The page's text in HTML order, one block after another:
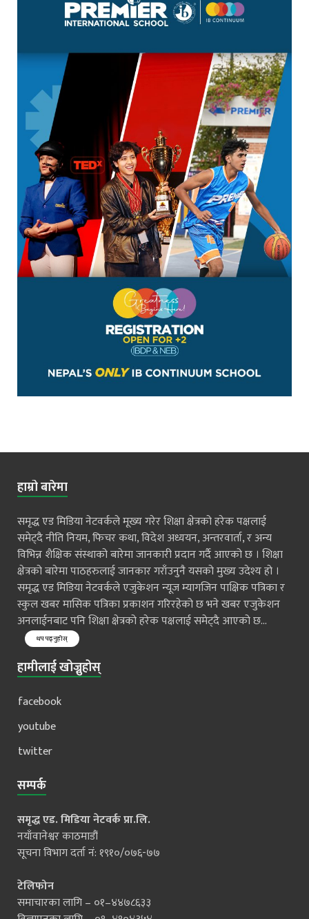
हाम्रो बारेमा
समृद्ध एड मिडिया नेटवर्कले मूख्य गरेर शिक्षा क्षेत्रको हरेक पक्षलाई
समेट्दै नीति नियम, फिचर कथा, विदेश अध्ययन, अन्तरवार्ता, र अन्य
विभिन्न शैक्षिक संस्थाको बारेमा जानकारी प्रदान गर्दै आएको छ । शिक्षा
क्षेत्रको बारेमा पाठहरुलाई जानकार गराँउनुनै यसको मुख्य उदेश्य हो ।
समृद्ध एड मिडिया नेटवर्कले एजुकेशन न्यूज म्यागजिन पाक्षिक पत्रिका र
स्कुल खबर मासिक पत्रिका प्रकाशन गरिरहेको छ भने खबर एजुकेशन
अनलाईनबाट पनि शिक्षा क्षेत्रको हरेक पक्षलाई समेट्दै आएको छ...
थप पढ्नुहोस्
हामीलाई खोज्नुहोस्
facebook
youtube
twitter
सम्पर्क
समृद्ध एड. मिडिया नेटवर्क प्रा.लि.
नयाँवानेश्वर काठमाडौं
सूचना विभाग दर्ता नं: १९१०/०७६-७७
टेलिफोन
समाचारका लागि – ०१–४४७८६३३